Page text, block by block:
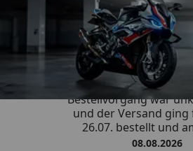
Trusted
4,85/ 5
„Sehr zufriedener
Bestellvorgang war
und der Versand ging
26.07. bestellt und
geliefert. Die08.08.2026